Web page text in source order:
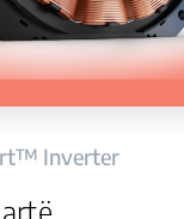
Inverter